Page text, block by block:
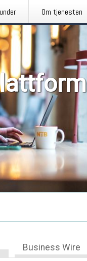
Om tjenesten
Business Wire